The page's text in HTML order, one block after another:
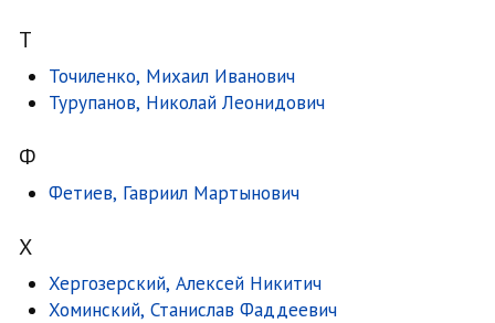
Т
Точиленко, Михаил Иванович
Турупанов, Николай Леонидович
Ф
Фетиев, Гавриил Мартынович
Х
Хергозерский, Алексей Никитич
Хоминский, Станислав Фаддеевич